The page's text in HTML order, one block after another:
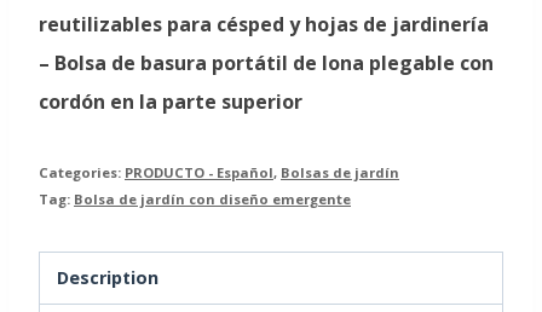
reutilizables para césped y hojas de jardinería
– Bolsa de basura portátil de lona plegable con
cordón en la parte superior
Categories: PRODUCTO - Español, Bolsas de jardín
Tag: Bolsa de jardín con diseño emergente
Description